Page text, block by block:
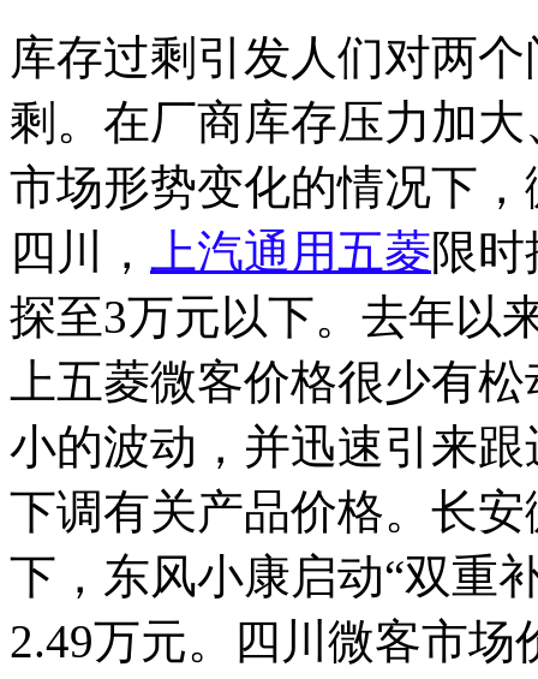
库存过剩引发人们对两
剩。在厂商库存压力加
市场形势变化的情况下
四川，
上汽通用五菱限
探至3万元以下。去年以
上五菱微客价格很少有
小的波动，并迅速引来
下调有关产品价格。长
下，东风小康启动“双重
2.49万元。四川微客市